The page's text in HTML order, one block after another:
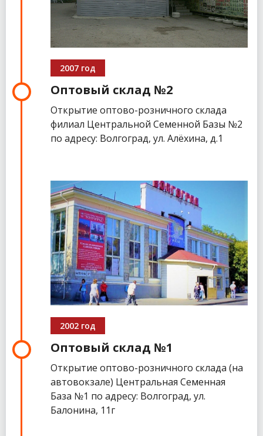
2007 год
Оптовый склад №2
Открытие оптово-розничного склада
филиал Центральной Семенной Базы №2
по адресу: Волгоград, ул. Алёхина, д.1
2002 год
Оптовый склад №1
Открытие оптово-розничного склада (на
автовокзале) Центральная Семенная
База №1 по адресу: Волгоград, ул.
Балонина, 11г